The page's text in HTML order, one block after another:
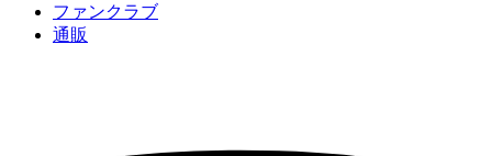
ファンクラブ
通販